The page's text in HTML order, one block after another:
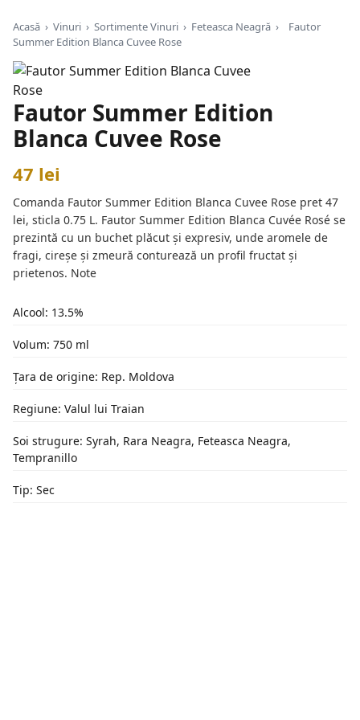
Acasă › Vinuri › Sortimente Vinuri › Feteasca Neagră ›
Fautor
Summer Edition Blanca Cuvee Rose
Fautor Summer Edition
Blanca Cuvee Rose
47 lei
Comanda Fautor Summer Edition Blanca Cuvee Rose pret 47
lei, sticla 0.75 L. Fautor Summer Edition Blanca Cuvée Rosé se
prezintă cu un buchet plăcut și expresiv, unde aromele de
fragi, cireșe și zmeură conturează un profil fructat și
prietenos. Note
Alcool: 13.5%
Volum: 750 ml
Țara de origine: Rep. Moldova
Regiune: Valul lui Traian
Soi strugure: Syrah, Rara Neagra, Feteasca Neagra,
Tempranillo
Tip: Sec